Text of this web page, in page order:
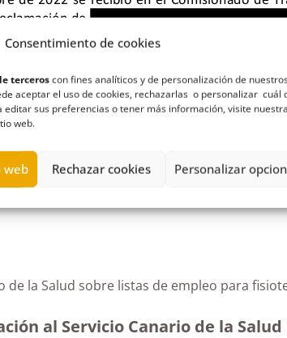
Consentimiento de cookies
terceroscon fines analíticos y de personalización de nuestros
aceptar el uso de cookies, rechazarlas o personalizar cuál
editar sus preferencias o tener más información, visite nuestra
web.
web Rechazar cookies Personalizar
público,Gerencia de Atención Primaria de
procedimiento
de la Salud sobre listas de empleo para
al Servicio Canario de la